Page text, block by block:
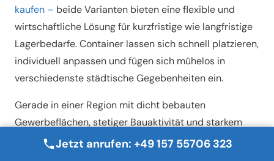
kaufen – beide Varianten bieten eine flexible und
wirtschaftliche Lösung für kurzfristige wie langfristige
Lagerbedarfe. Container lassen sich schnell platzieren,
individuell anpassen und fügen sich mühelos in
verschiedenste städtische Gegebenheiten ein.
Gerade in einer Region mit dicht bebauten
Gewerbeflächen, stetiger Bauaktivität und starkem
Logistikaufkommen sorgen Container dafür, dass
Jetzt anrufen: +49 157 55706 323